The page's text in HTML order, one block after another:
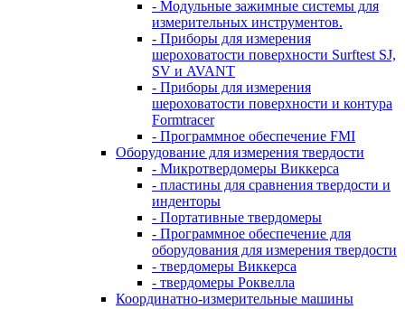
- Модульные зажимные системы для
измерительных инструментов.
- Приборы для измерения
шероховатости поверхности Surftest SJ,
SV и AVANT
- Приборы для измерения
шероховатости поверхности и контура
Formtracer
- Программное обеспечение FMI
Оборудование для измерения твердости
- Микротвердомеры Виккерса
- пластины для сравнения твердости и
инденторы
- Портативные твердомеры
- Программное обеспечение для
оборудования для измерения твердости
- твердомеры Виккерса
- твердомеры Роквелла
Координатно-измерительные машины